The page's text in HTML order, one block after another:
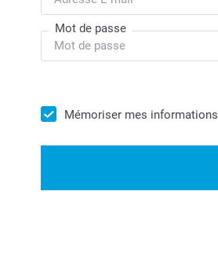
Mot de passe
Mémoriser mes informations